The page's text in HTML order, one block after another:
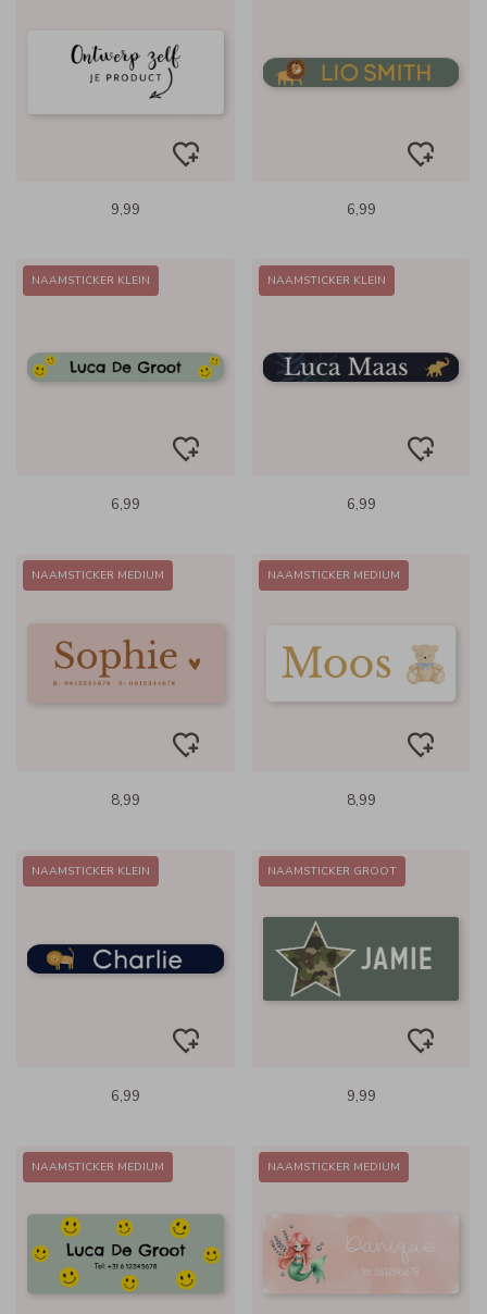
9,99 6,99
NAAMSTICKER KLEIN
6,99
NAAMSTICKER KLEIN
6,99
NAAMSTICKER MEDIUM
8,99
NAAMSTICKER MEDIUM
8,99
NAAMSTICKER KLEIN
6,99
NAAMSTICKER GROOT
9,99
NAAMSTICKER MEDIUM NAAMSTICKER MEDIUM